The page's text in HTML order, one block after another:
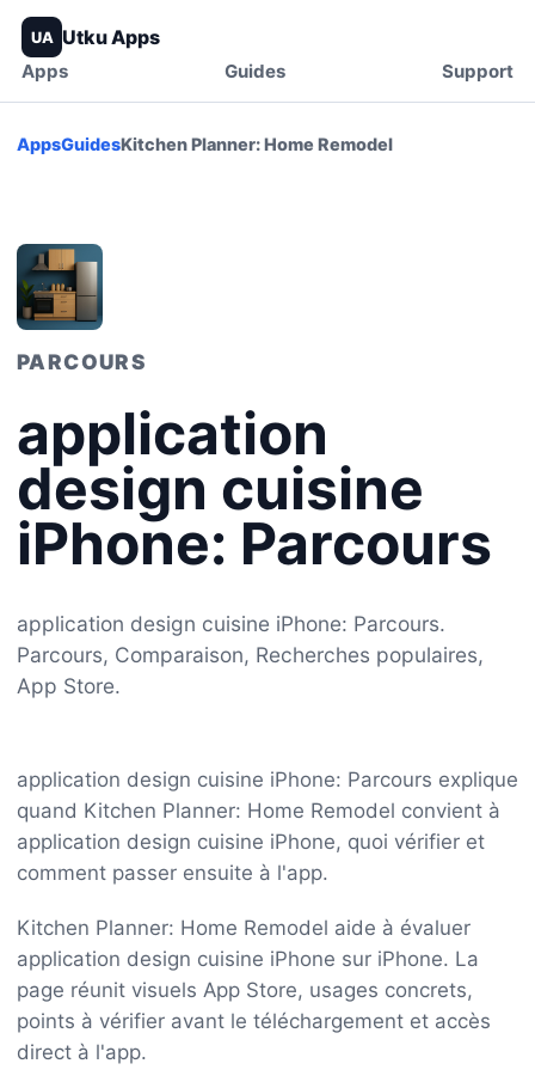
UA Utku Apps
Apps Guides Support
AppsGuidesKitchen Planner: Home Remodel
PARCOURS
application
design cuisine
iPhone: Parcours
application design cuisine iPhone: Parcours.
Parcours, Comparaison, Recherches populaires,
App Store.
application design cuisine iPhone: Parcours explique
quand Kitchen Planner: Home Remodel convient à
application design cuisine iPhone, quoi vérifier et
comment passer ensuite à l'app.
Kitchen Planner: Home Remodel aide à évaluer
application design cuisine iPhone sur iPhone. La
page réunit visuels App Store, usages concrets,
points à vérifier avant le téléchargement et accès
direct à l'app.